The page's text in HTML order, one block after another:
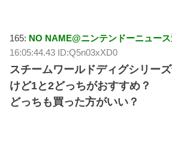
165: NO NAME@ニンテンドーニュー
16:05:44.43 ID:Q5n03xXD0
スチームワールドディグシリー
けど1と2どっちがおすすめ？
どっちも買った方がいい？